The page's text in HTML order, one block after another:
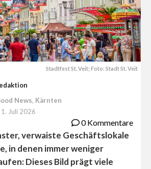
Stadtfest St. Veit; Foto: Stadt St. Veit
News, Kärnten
1. Juli 2026
0 Kommentare
verwaiste Geschäftslokale
in denen immer weniger
Dieses Bild prägt viele